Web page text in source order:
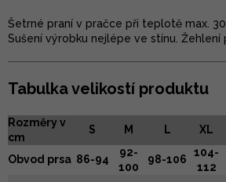
Šetrné praní v pračce při teplotě max.
Sušení výrobku nejlépe ve stínu. Žehlení
Tabulka velikostí produktu
Rozměry v
cm
S M L XL
Obvod prsa 86-94
92-
100
98-106
104-
112